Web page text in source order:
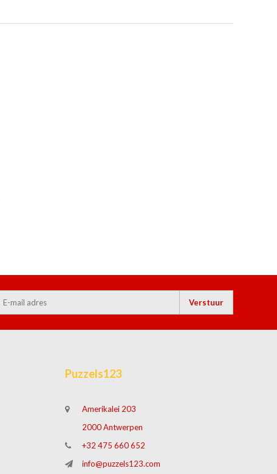
Verstuur
Puzzels123
Amerikalei 203
2000 Antwerpen
+32 475 660 652
info@puzzels123.com